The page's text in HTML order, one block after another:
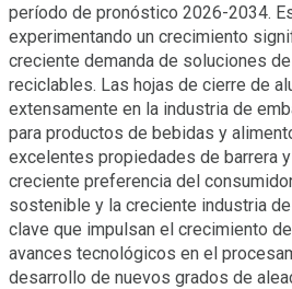
período de pronóstico 2026-2034.
experimentando un crecimiento
creciente demanda de soluciones
reciclables. Las hojas de cierre de
extensamente en la industria de
para productos de bebidas y
excelentes propiedades de barrera
creciente preferencia del
sostenible y la creciente industria
clave que impulsan el crecimiento
avances tecnológicos en el
desarrollo de nuevos grados de